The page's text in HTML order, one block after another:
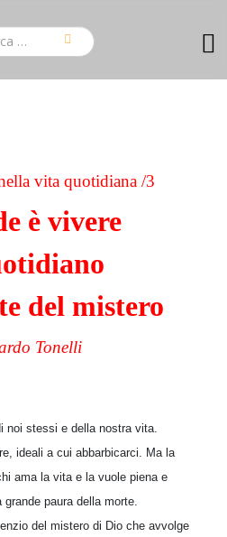
vita quotidiana /3
è vivere
del mistero
Tonelli
noi stessi e della nostra vita.
ideali a cui abbarbicarci. Ma la
ama la vita e la vuole piena e
paura della morte.
del mistero di Dio che avvolge